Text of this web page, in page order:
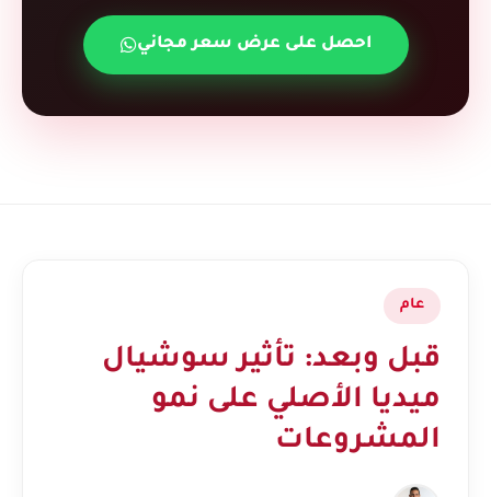
احصل على عرض سعر مجاني
عام
قبل وبعد: تأثير سوشيال
ميديا الأصلي على نمو
المشروعات